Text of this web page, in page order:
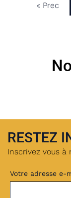
« Prec
RESTEZ
Inscrivez vous à
Votre adresse e-